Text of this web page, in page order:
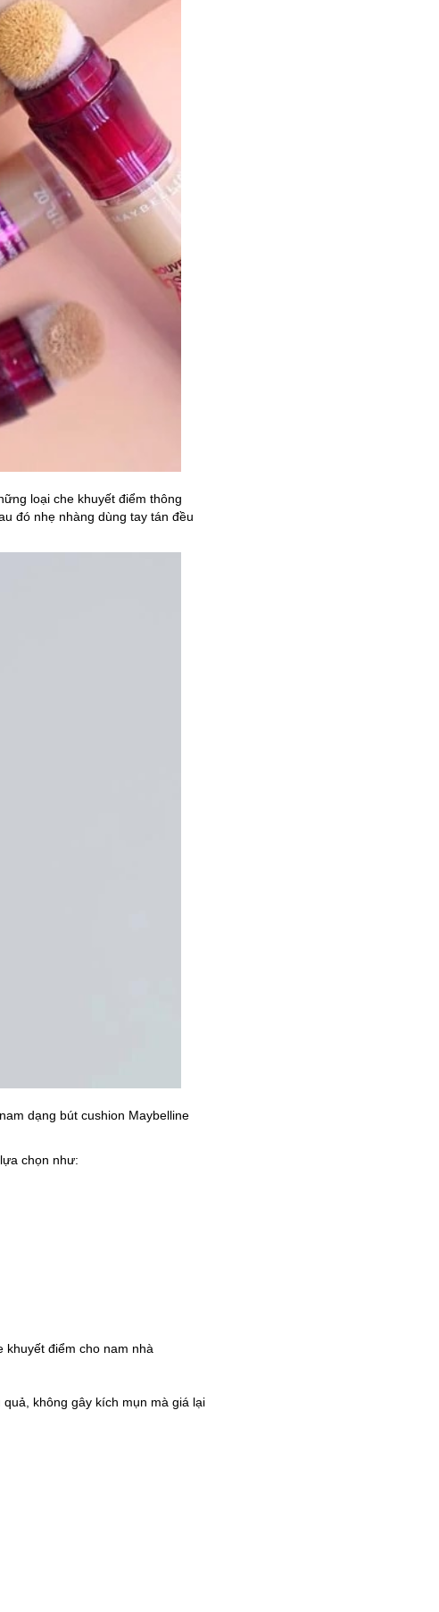
loại che khuyết điểm thông
đó nhẹ nhàng dùng tay tán đều
dạng bút cushion Maybelline
chọn như:
khuyết điểm cho nam nhà
không gây kích mụn mà giá lại